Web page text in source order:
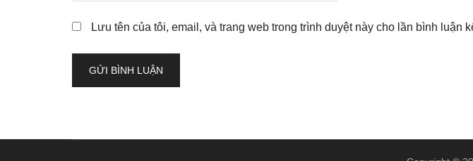
Lưu tên của tôi, email, và trang web trong trình duyệt này cho lần bình luận